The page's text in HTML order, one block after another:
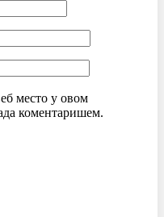
место у овом
коментаришем.